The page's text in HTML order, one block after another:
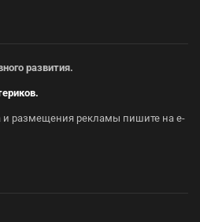
развития.
и размещения рекламы пишите на e-